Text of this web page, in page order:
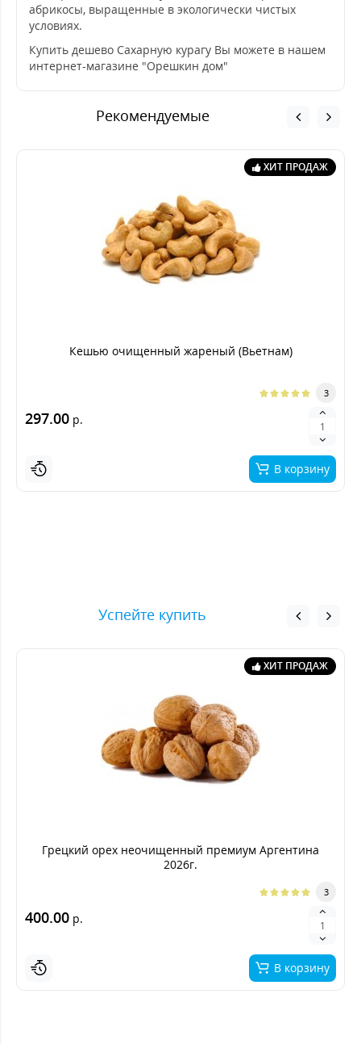
абрикосы, выращенные в экологически чистых
условиях.
Купить дешево Сахарную курагу Вы можете в нашем
интернет-магазине "Орешкин дом"
Рекомендуемые
ХИТ ПРОДАЖ
Кешью очищенный жареный (Вьетнам)
3
297.00 р.
В корзину
Успейте купить
ХИТ ПРОДАЖ
Грецкий орех неочищенный премиум Аргентина
2026г.
3
400.00 р.
В корзину